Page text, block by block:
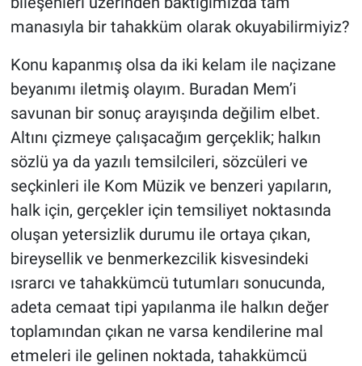
manasıyla bir tahakküm olarak okuyabilirmiyiz?
Konu kapanmış olsa da iki kelam ile naçizane
beyanımı iletmiş olayım. Buradan Mem’i
savunan bir sonuç arayışında değilim elbet.
Altını çizmeye çalışacağım gerçeklik; halkın
sözlü ya da yazılı temsilcileri, sözcüleri ve
seçkinleri ile Kom Müzik ve benzeri yapıların,
halk için, gerçekler için temsiliyet noktasında
oluşan yetersizlik durumu ile ortaya çıkan,
bireysellik ve benmerkezcilik kisvesindeki
ısrarcı ve tahakkümcü tutumları sonucunda,
adeta cemaat tipi yapılanma ile halkın değer
toplamından çıkan ne varsa kendilerine mal
etmeleri ile gelinen noktada, tahakkümcü